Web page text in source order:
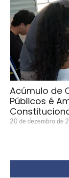
Acúmulo de
Públicos é
20 de dezembro de